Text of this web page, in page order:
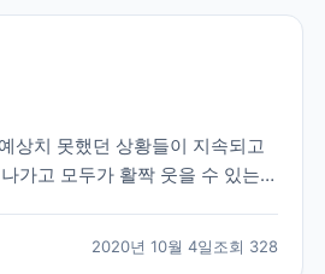
상치 못했던 상황들이 지속되고
가고 모두가 활짝 웃을 수 있는
정하시는 데 조금이나마 도움이
2020년 10월 4일조회 328